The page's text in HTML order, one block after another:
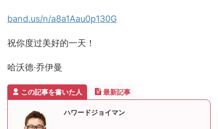
band.us/n/a8a1Aau0p130G
祝你度过美好的一天！
哈沃德·乔伊曼
この記事を書いた人 最新記事
ハワードジョイマン